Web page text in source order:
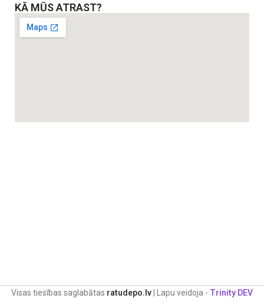
KĀ MŪS ATRAST?
Visas tiesības saglabātas ratudepo.lv | Lapu veidoja - Trinity DEV